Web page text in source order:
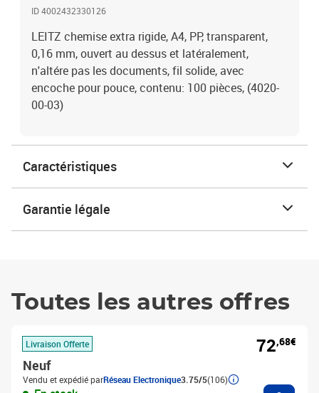
ID 4002432330126
LEITZ chemise extra rigide, A4, PP, transparent,
0,16 mm, ouvert au dessus et latéralement,
n'altére pas les documents, fil solide, avec
encoche pour pouce, contenu: 100 pièces, (4020-
00-03)
Caractéristiques
Garantie légale
Toutes les autres offres
Livraison Offerte
Neuf
Vendu et expédié parRéseau Electronique3.75/5(106)
72,68€